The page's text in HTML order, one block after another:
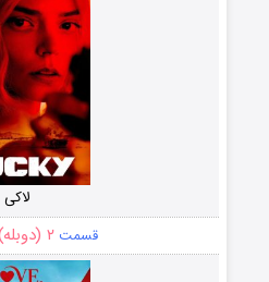
لاکی
قسمت ۲ (دوبله)